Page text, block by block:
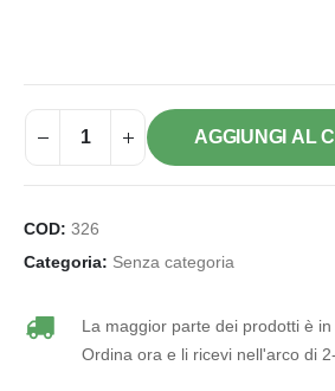
AGGIUNGI AL
COD: 326
Categoria: Senza categoria
La maggior parte dei prodotti è in
Ordina ora e li ricevi nell'arco di